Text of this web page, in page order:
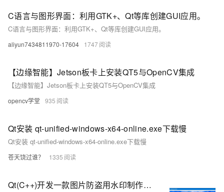
C语言与图形界面：利用GTK+、Qt等库创建GUI应用。
C语言与图形界面：利用GTK+、Qt等库创建GUI应用。
aliyun7434811970-17604 1747
【边缘智能】Jetson板卡上安装QT5与OpenCV集成
【边缘智能】Jetson板卡上安装QT5与OpenCV集成
opencv学堂 935
Qt安装 qt-unified-windows-x64-online.exe下载慢
Qt安装 qt-unified-windows-x64-online.exe下载慢
苍天饶过谁？ 1335
Qt(C++)开发一款图片防盗用水印制作小工具